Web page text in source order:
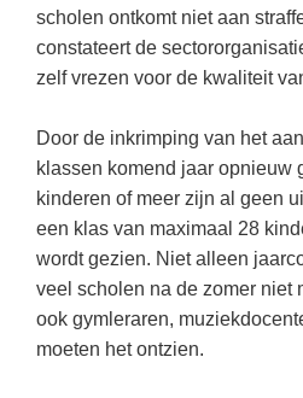
Cito toets
iPad scholen
NIEUWSARCHIEF
Augustus 2026
Juli 2026
Juni 2026
Lespakket ‘Circulaire
verpakking tot nieuwe
Cursus Leer het heelal
Van
hulpmiddelen voor
TOA's
DGM in de klas
Kerst kleurplaten
PUZZELS
Kruiswoordpuzzels
LEUK IN DE KLAS
Raadsels
Rebussen
Biologie
Burgerschap
Ckv
Duits
Engels
Frans
Boek: Kleine werelden
Leren met klassieke
Lasergraaf
Onderwijs opleidingen
Gratis lesmateriaal
Ontdek Memo voor de
Maak uw leerlingen
Rekentuin: altijd en
scholen ontkomt niet aan
constateert de
zelf vrezen voor de kwaliteit
Door de inkrimping van het
klassen komend jaar opnieuw
kinderen of meer zijn al geen
een klas van maximaal 28
wordt gezien. Niet alleen
veel scholen na de zomer niet
ook gymleraren,
moeten het ontzien.